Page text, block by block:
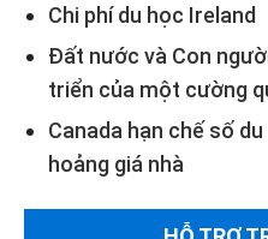
Chi phí du học Ireland
Đất nước và Con
triển của một cường
Canada hạn chế số
hoảng giá nhà